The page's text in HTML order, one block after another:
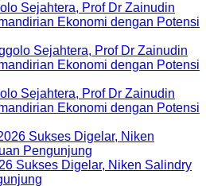
Sejahtera, Prof Dr Zainudin
Ekonomi dengan Potensi
Sejahtera, Prof Dr Zainudin
Ekonomi dengan Potensi
Sukses Digelar, Niken Salindry